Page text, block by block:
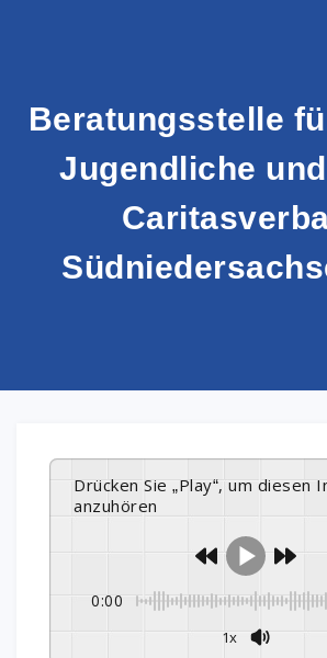
Beratungsstelle
Jugendliche
Drücken Sie „Play“, um diesen Inhalt
anzuhören
0:00
1x